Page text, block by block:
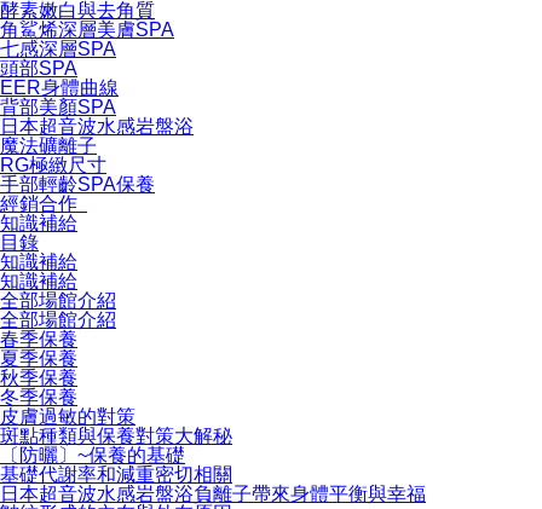
酵素嫩白與去角質
角鯊烯深層美膚SPA
七感深層SPA
頭部SPA
EER身體曲線
背部美顏SPA
日本超音波水感岩盤浴
魔法礦離子
RG極緻尺寸
手部輕齡SPA保養
經銷合作
知識補給
目錄
知識補給
知識補給
全部場館介紹
全部場館介紹
春季保養
夏季保養
秋季保養
冬季保養
皮膚過敏的對策
斑點種類與保養對策大解秘
〔防曬〕~保養的基礎
基礎代謝率和減重密切相關
日本超音波水感岩盤浴負離子帶來身體平衡與幸福